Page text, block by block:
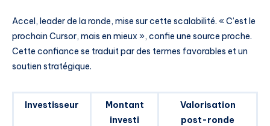
Accel, leader de la ronde, mise sur cette scalabilité. « C’est le
prochain Cursor, mais en mieux », confie une source proche.
Cette confiance se traduit par des termes favorables et un
soutien stratégique.
Investisseur
Montant
investi
Valorisation
post-ronde